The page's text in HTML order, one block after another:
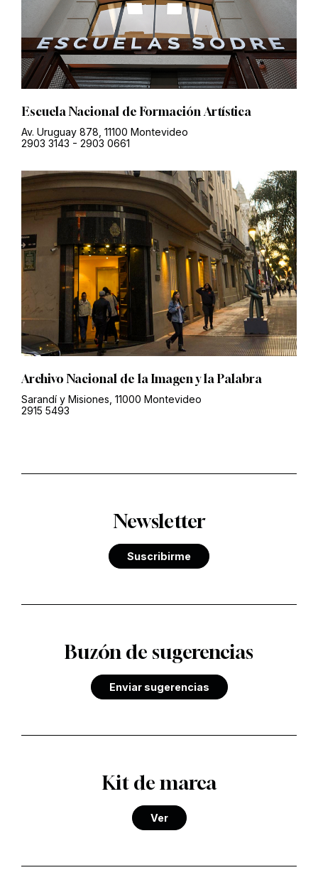
Escuela Nacional de Formación Artística
Av. Uruguay 878, 11100 Montevideo
2903 3143 - 2903 0661
Archivo Nacional de la Imagen y la Palabra
Sarandí y Misiones, 11000 Montevideo
2915 5493
Newsletter
Suscribirme
Buzón de sugerencias
Enviar sugerencias
Kit de marca
Ver